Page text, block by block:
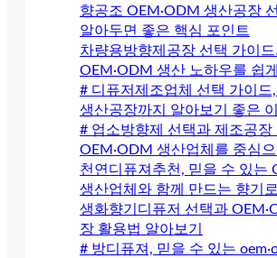
향공조 OEM·ODM 생산공장
알아두면 좋은 핵심 포인트
차량용방향제공장 선택 가이
OEM·ODM 생산 노하우를 쉽
# 디퓨저제조업체 선택 가이드
생산공장까지 알아보기 좋은
# 업소방향제 선택과 제조공장
OEM·ODM 생산업체를 중심
천연디퓨져추천, 믿을 수 있는
생산업체와 함께 만드는 향기
생화향기디퓨저 선택과
장 활용법 알아보기
# 방디퓨져, 믿을 수 있는